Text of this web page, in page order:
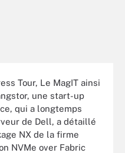
Tour, Le MagIT ainsi
une start-up
qui a longtemps
de Dell, a détaillé
NX de la firme
NVMe over Fabric